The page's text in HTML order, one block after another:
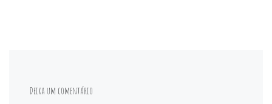
Deixa um comentário